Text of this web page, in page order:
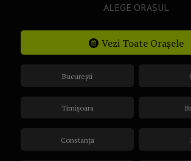
ALEGE ORAȘUL
Vezi Toate Orașele
București
Timișoara
Constanța